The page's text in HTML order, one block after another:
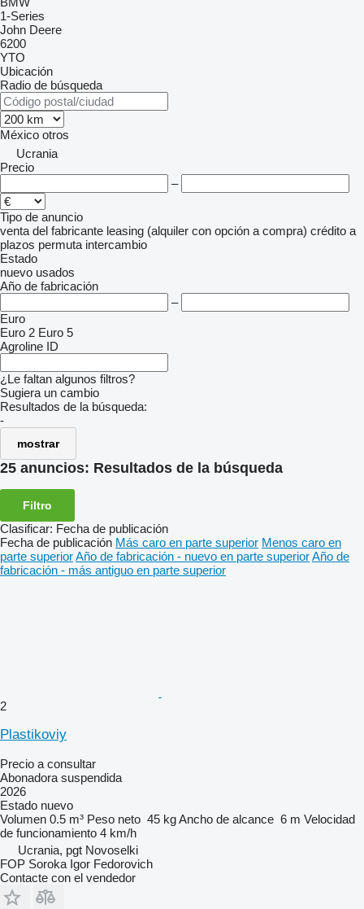
1-Series
John Deere
6200
YTO
Ubicación
Radio de búsqueda
México otros
Ucrania
Precio
–
Tipo de anuncio
venta del fabricante leasing (alquiler con opción a compra) crédito a
plazos permuta intercambio
Estado
nuevo usados
Año de fabricación
–
Euro
Euro 2 Euro 5
Agroline ID
¿Le faltan algunos filtros?
Sugiera un cambio
Resultados de la búsqueda:
-
mostrar
25 anuncios: Resultados de la búsqueda
Filtro
Clasificar: Fecha de publicación
Fecha de publicación Más caro en parte superior Menos caro en
parte superiorAño de fabricación - nuevo en parte superiorAño de
fabricación - más antiguo en parte superior
2
Plastikoviy
Precio a consultar
Abonadora suspendida
2026
Estado nuevo
Volumen 0.5 m³ Peso neto 45 kgAncho de alcance 6 m Velocidad
de funcionamiento 4 km/h
Ucrania, pgt Novoselki
FOP Soroka Igor Fedorovich
Contacte con el vendedor